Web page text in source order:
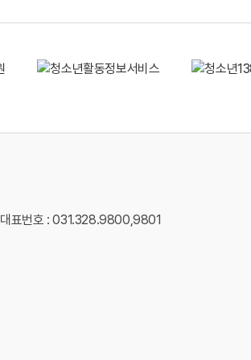
대표번호 : 031.328.9800,9801